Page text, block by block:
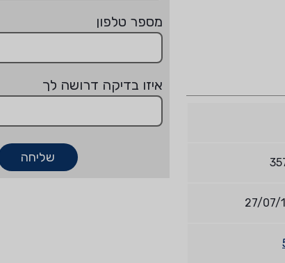
27/07/
מספר טלפון
איזו בדיקה דרושה לך
שליחה